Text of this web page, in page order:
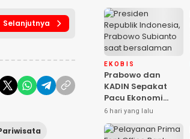
Selanjutnya
EKOBIS
Prabowo dan
KADIN Sepakat
Pacu Ekonomi
Nasional, Gufran
Ahmad: Sulteng
Siap Ambil Peran
6 hari yang lalu